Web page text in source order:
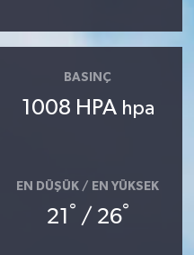
BASINÇ
1008 HPA hpa
EN DÜŞÜK / EN YÜKSEK
21 ° / 26°